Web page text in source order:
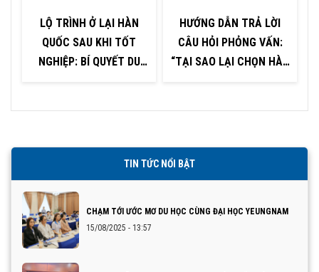
LỘ TRÌNH Ở LẠI HÀN
QUỐC SAU KHI TỐT
NGHIỆP: BÍ QUYẾT DU
HƯỚNG DẪN TRẢ LỜI
CÂU HỎI PHỎNG VẤN:
“TẠI SAO LẠI CHỌN HÀN
TIN TỨC NỔI BẬT
CHẠM TỚI ƯỚC MƠ DU HỌC CÙNG ĐẠI HỌC YEUNGNAM
15/08/2025 - 13:57